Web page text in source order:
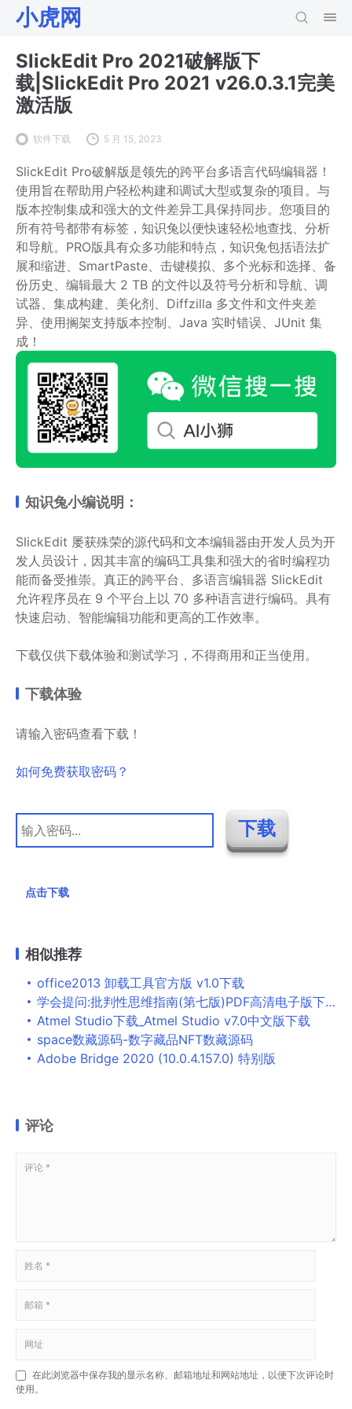
小虎网
SlickEdit Pro 2021破解版下
载|SlickEdit Pro 2021 v26.0.3.1完美
激活版
软件下载 5 月 15, 2023
SlickEdit Pro破解版是领先的跨平台多语言代码编辑器！
使用旨在帮助用户轻松构建和调试大型或复杂的项目。与
版本控制集成和强大的文件差异工具保持同步。您项目的
所有符号都带有标签，知识兔以便快速轻松地查找、分析
和导航。PRO版具有众多功能和特点，知识兔包括语法扩
展和缩进、SmartPaste、击键模拟、多个光标和选择、备
份历史、编辑最大 2 TB 的文件以及符号分析和导航、调
试器、集成构建、美化剂、Diffzilla 多文件和文件夹差
异、使用搁架支持版本控制、Java 实时错误、JUnit 集
成！
知识兔小编说明：
SlickEdit 屡获殊荣的源代码和文本编辑器由开发人员为开
发人员设计，因其丰富的编码工具集和强大的省时编程功
能而备受推崇。真正的跨平台、多语言编辑器 SlickEdit
允许程序员在 9 个平台上以 70 多种语言进行编码。具有
快速启动、智能编辑功能和更高的工作效率。
下载仅供下载体验和测试学习，不得商用和正当使用。
下载体验
请输入密码查看下载！
如何免费获取密码？
点击下载
相似推荐
office2013 卸载工具官方版 v1.0下载
学会提问:批判性思维指南(第七版)PDF高清电子版下载
Atmel Studio下载_Atmel Studio v7.0中文版下载
space数藏源码-数字藏品NFT数藏源码
Adobe Bridge 2020 (10.0.4.157.0) 特别版
评论
在此浏览器中保存我的显示名称、邮箱地址和网站地址，以便下次评论时
使用。